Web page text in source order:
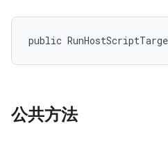
public
公共方法